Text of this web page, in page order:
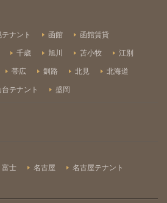
ナント 函館 函館賃貸
千歳 旭川 苫小牧 江別
帯広 釧路 北見 北海道
台テナント 盛岡
富士 名古屋 名古屋テナント